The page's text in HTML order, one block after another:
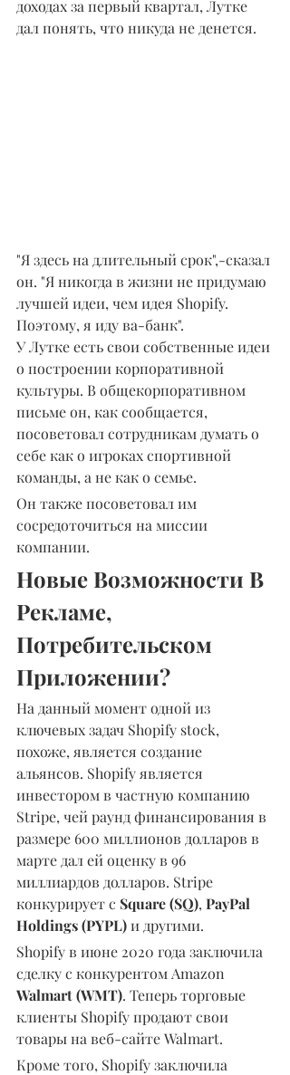
доходах за первый квартал, Лутке
дал понять, что никуда не денется.
"Я здесь на длительный срок",-сказал
он. "Я никогда в жизни не придумаю
лучшей идеи, чем идея Shopify.
Поэтому, я иду ва-банк".
У Лутке есть свои собственные идеи
о построении корпоративной
культуры. В общекорпоративном
письме он, как сообщается,
посоветовал сотрудникам думать о
себе как о игроках спортивной
команды, а не как о семье.
Он также посоветовал им
сосредоточиться на миссии
компании.
Новые Возможности В
Рекламе,
Потребительском
Приложении?
На данный момент одной из
ключевых задач Shopify stock,
похоже, является создание
альянсов. Shopify является
инвестором в частную компанию
Stripe, чей раунд финансирования в
размере 600 миллионов долларов в
марте дал ей оценку в 96
миллиардов долларов. Stripe
конкурирует с Square (SQ), PayPal
Holdings (PYPL) и другими.
Shopify в июне 2020 года заключила
сделку с конкурентом Amazon
Walmart (WMT). Теперь торговые
клиенты Shopify продают свои
товары на веб-сайте Walmart.
Кроме того, Shopify заключила